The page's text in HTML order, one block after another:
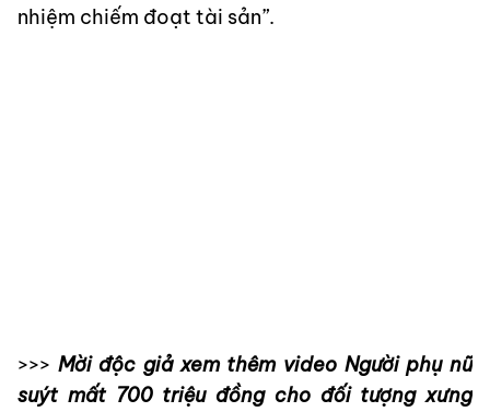
nhiệm chiếm đoạt tài sản”.
>>> Mời độc giả xem thêm video Người phụ nữ
suýt mất 700 triệu đồng cho đối tượng xưng